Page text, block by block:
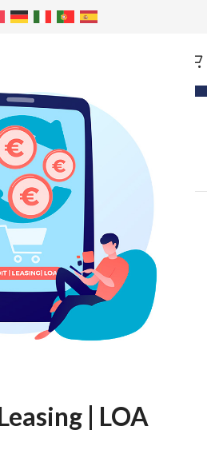
| LOA
Categories
grand volume
-10%